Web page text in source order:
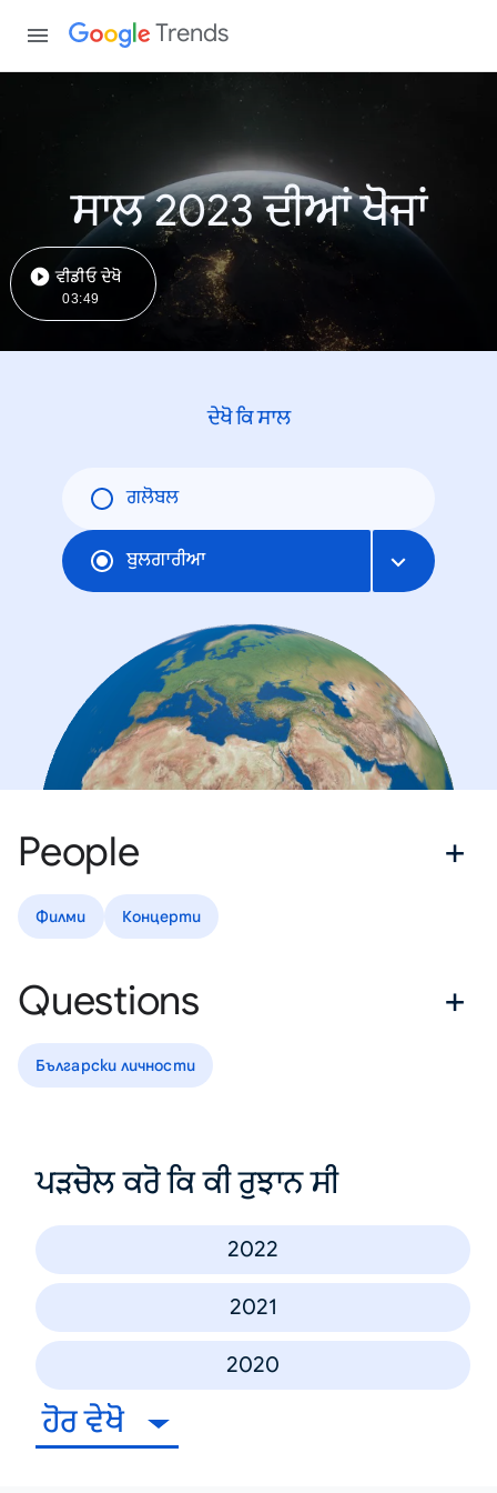
Trends
ਸਾਲ 2023 ਦੀਆਂ ਖੋਜਾਂ
ਵੀਡੀਓ ਦੇਖੋ
03:49
ਦੇਖੋ ਕਿ ਸਾਲ
ਗਲੋਬਲ
ਬੁਲਗਾਰੀਆ
People
Филми Концерти
Questions
Български личности
ਪੜਚੋਲ ਕਰੋ ਕਿ ਕੀ ਰੁਝਾਨ ਸੀ
2022
2021
2020
ਹੋਰ ਵੇਖੋ